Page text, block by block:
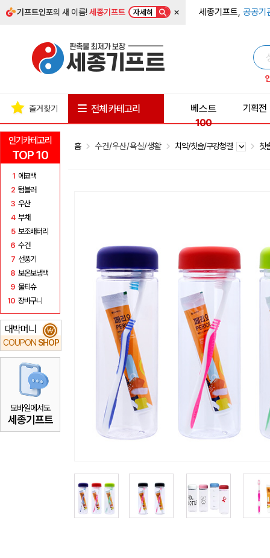
기프트인포의 새 이름!세종기프트 자세히 × 세종기프트, 공공기
인기카테고리
TOP 10
1 에코백
2 텀블러
3 우산
4 부채
5 보조배터리
6 수건
7 선풍기
8 보온보냉백
9 물티슈
10 장바구니
대박머니
COUPON SHOP
₩
모바일에서도
세종기프트
즐겨찾기 전체 카테고리
베스트
100
기획전
홈 수건/우산/욕실/생활 치약/칫솔/구강청결 칫